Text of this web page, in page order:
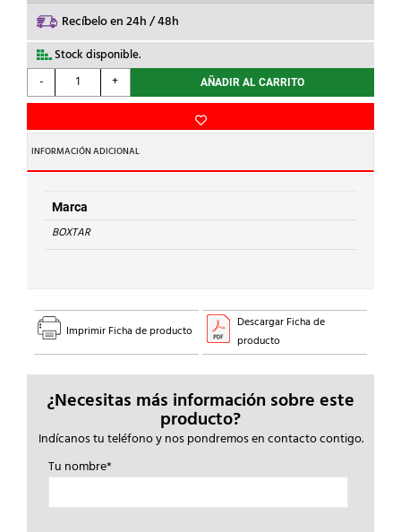
Recíbelo en 24h / 48h
Stock disponible.
-
BOXTAR
-
ELEVADOR
METALICO
M-
6
30mm
cantidad
+ AÑADIR AL CARRITO
INFORMACIÓN ADICIONAL
Marca
BOXTAR
Imprimir Ficha de producto
Descargar Ficha de
producto
¿Necesitas más información sobre este
producto?
Indícanos tu teléfono y nos pondremos en contacto contigo.
Tu nombre*